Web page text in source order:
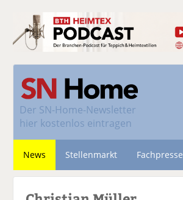
Der SN-Home-Newsletter
hier kostenlos eintragen
News Stellenmarkt Fachpresse